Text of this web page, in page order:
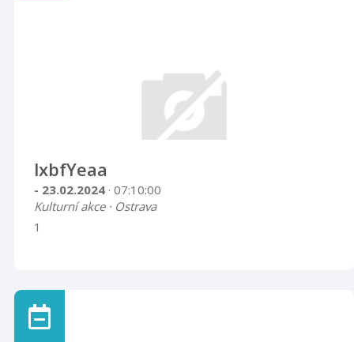
lxbfYeaa
- 23.02.2024 · 07:10:00
Kulturní akce · Ostrava
1